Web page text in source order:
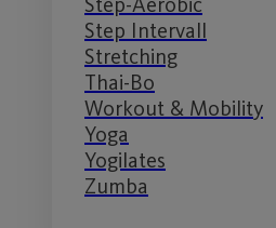
Step Intervall
Stretching
Thai-Bo
Workout & Mobility
Yoga
Yogilates
Zumba